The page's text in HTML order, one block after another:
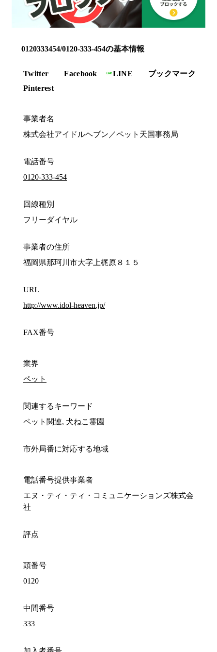
0120333454/0120-333-454の基本情報
Twitter Facebook LINE
ブックマーク
Pinterest
事業者名
株式会社アイドルヘブン／ペット天国事務局
電話番号
0120-333-454
回線種別
フリーダイヤル
事業者の住所
福岡県那珂川市大字上梶原８１５
URL
http://www.idol-heaven.jp/
FAX番号
業界
ペット
関連するキーワード
ペット関連, 犬ねこ霊園
市外局番に対応する地域
電話番号提供事業者
エヌ・ティ・ティ・コミュニケーションズ株式会
社
評点
頭番号
0120
中間番号
333